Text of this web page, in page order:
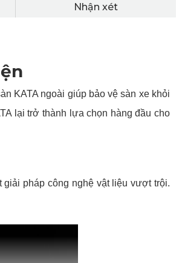
Nhận xét
KATA ngoài giúp bảo vệ sàn xe khỏi
lại trở thành lựa chọn hàng đầu cho
pháp công nghệ vật liệu vượt trội.